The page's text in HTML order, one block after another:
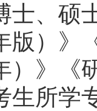
士、硕
版）》
）》《
生所学